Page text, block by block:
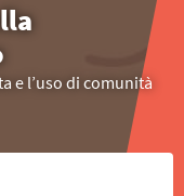
e l’uso di comunità